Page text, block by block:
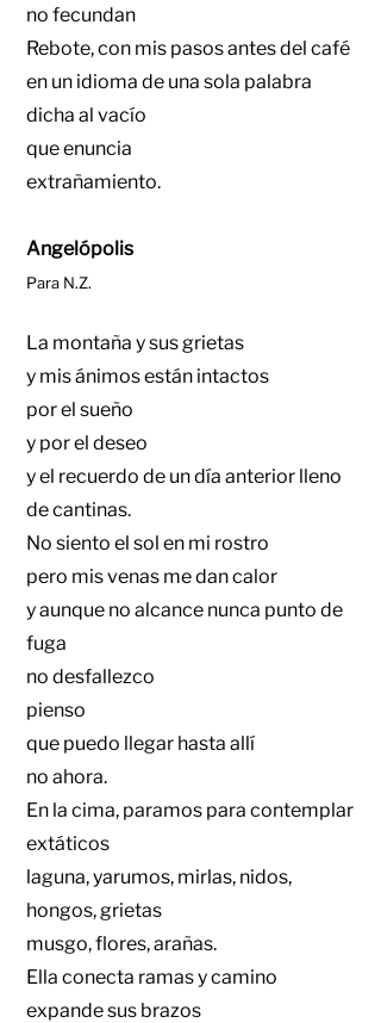
no fecundan
Rebote, con mis pasos antes del café
en un idioma de una sola palabra
dicha al vacío
que enuncia
extrañamiento.
Angelópolis
​Para N.Z.
La montaña y sus grietas
y mis ánimos están intactos
por el sueño
y por el deseo
y el recuerdo de un día anterior lleno
de cantinas.
No siento el sol en mi rostro
pero mis venas me dan calor
y aunque no alcance nunca punto de
fuga
no desfallezco
pienso
que puedo llegar hasta allí
no ahora.
En la cima, paramos para contemplar
extáticos
laguna, yarumos, mirlas, nidos,
hongos, grietas
musgo, flores, arañas.
Ella conecta ramas y camino
expande sus brazos